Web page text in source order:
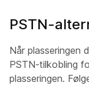
PSTN-
Når plasseringen
PSTN-tilkobling
plasseringen.